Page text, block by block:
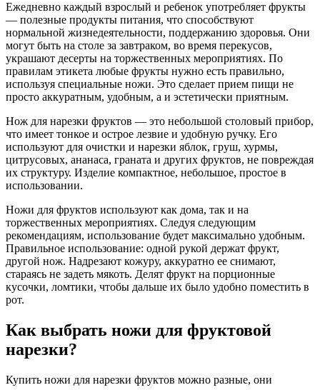
Ежедневно каждый взрослый и ребенок употребляет фрукты
— полезные продукты питания, что способствуют
нормальной жизнедеятельности, поддержанию здоровья. Они
могут быть на столе за завтраком, во время перекусов,
украшают десерты на торжественных мероприятиях. По
правилам этикета любые фрукты нужно есть правильно,
используя специальные ножи. Это сделает прием пищи не
просто аккуратным, удобным, а и эстетически приятным.
Нож для нарезки фруктов — это небольшой столовый прибор,
что имеет тонкое и острое лезвие и удобную ручку. Его
используют для очистки и нарезки яблок, груш, хурмы,
цитрусовых, ананаса, граната и других фруктов, не повреждая
их структуру. Изделие компактное, небольшое, простое в
использовании.
Ножи для фруктов используют как дома, так и на
торжественных мероприятиях. Следуя следующим
рекомендациям, использование будет максимально удобным.
Правильное использование: одной рукой держат фрукт,
другой нож. Надрезают кожуру, аккуратно ее снимают,
стараясь не задеть мякоть. Делят фрукт на порционные
кусочки, ломтики, чтобы дальше их было удобно поместить в
рот.
Как выбрать ножи для фруктовой
нарезки?
Купить ножи для нарезки фруктов можно разные, они